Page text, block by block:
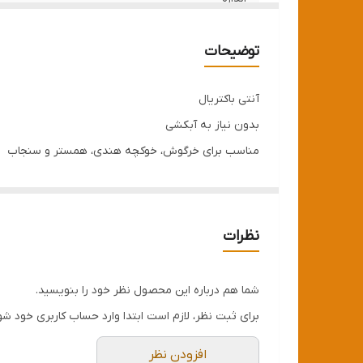
توضیحات
آنتی باکتریال
بدون نیاز به آبکشی
مناسب برای خرگوش، خوکچه هندی، همستر و سنجاب
نظرات
شما هم درباره این محصول نظر خود را بنویسید.
برای ثبت نظر، لازم است ابتدا وارد حساب کاربری خود
افزودن نظر